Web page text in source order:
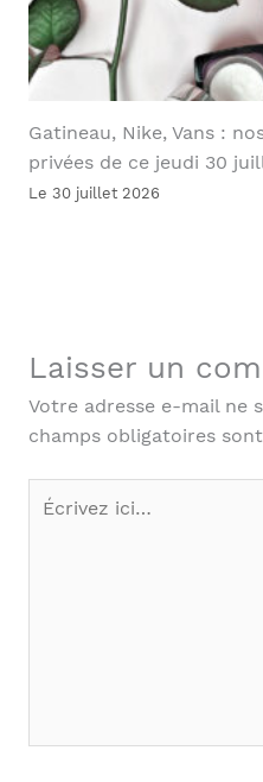
Gatineau, Nike, Vans :
privées de ce jeudi 30
Le 30 juillet 2026
Laisser un
Votre adresse e-mail ne
champs obligatoires
Écrivez
ici…